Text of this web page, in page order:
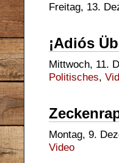
Freitag, 13.
¡Adiós
Mittwoch, 11.
Politisches,
Montag, 9.
Video